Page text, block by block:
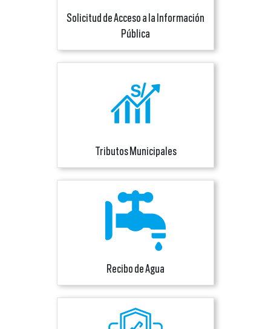
Solicitud de Acceso a la Información
Pública
Tributos Municipales
Recibo de Agua